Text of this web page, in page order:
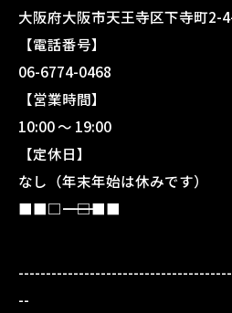
大阪府大阪市天王寺区下寺町2-
【電話番号】
06-6774-0468
【営業時間】
10:00 〜 19:00
【定休日】
なし（年末年始は休みです）
■■□―――――――――――――――――――□■■
--